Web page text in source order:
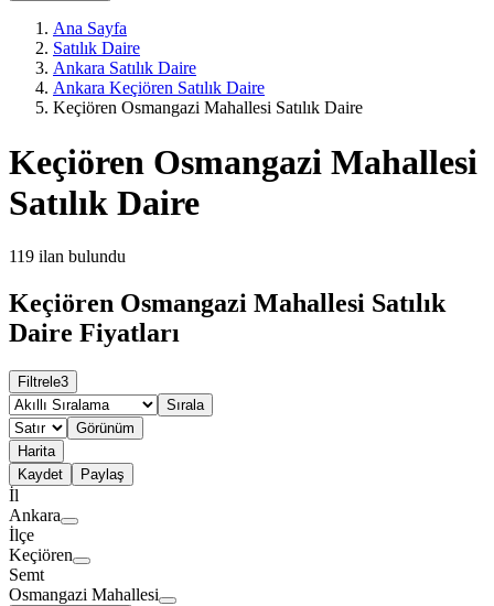
Ana Sayfa
Satılık Daire
Ankara Satılık Daire
Ankara Keçiören Satılık Daire
Keçiören Osmangazi Mahallesi Satılık Daire
Keçiören Osmangazi Mahallesi
Satılık Daire
119 ilan bulundu
Keçiören Osmangazi Mahallesi Satılık
Daire Fiyatları
Filtrele3
Sırala
Görünüm
Harita
Kaydet
Paylaş
İl
Ankara
İlçe
Keçiören
Semt
Osmangazi Mahallesi